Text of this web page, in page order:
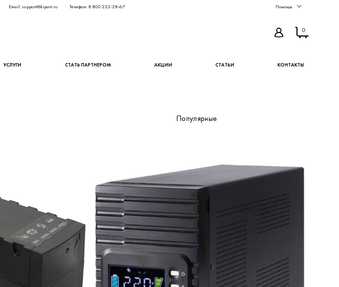
Email: support@kipavt.ru Телефон: 8 800 222-28-67 Помощь
0
УСЛУГИ СТАТЬ ПАРТНЕРОМ АКЦИИ СТАТЬИ КОНТАКТЫ
Популярные